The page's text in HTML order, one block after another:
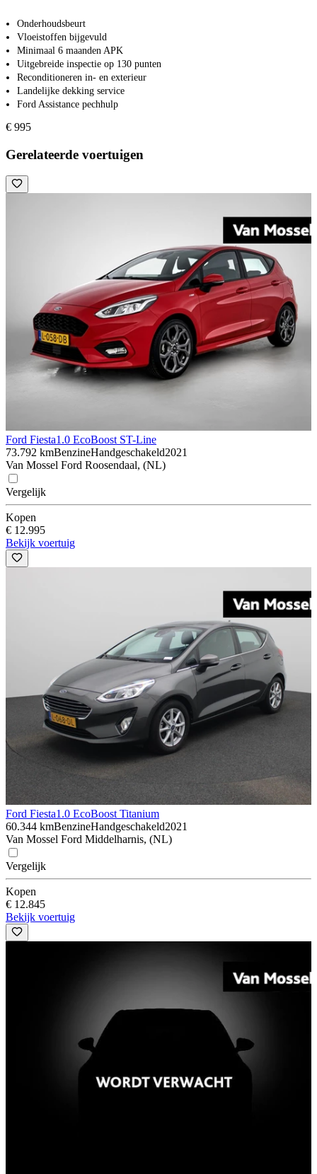
Onderhoudsbeurt
Vloeistoffen bijgevuld
Minimaal 6 maanden APK
Uitgebreide inspectie op 130 punten
Reconditioneren in- en exterieur
Landelijke dekking service
Ford Assistance pechhulp
€ 995
Gerelateerde voertuigen
Ford Fiesta1.0 EcoBoost ST-Line
73.792 kmBenzineHandgeschakeld2021
Van Mossel Ford Roosendaal, (NL)
Vergelijk
Kopen
€ 12.995
Bekijk voertuig
Ford Fiesta1.0 EcoBoost Titanium
60.344 kmBenzineHandgeschakeld2021
Van Mossel Ford Middelharnis, (NL)
Vergelijk
Kopen
€ 12.845
Bekijk voertuig